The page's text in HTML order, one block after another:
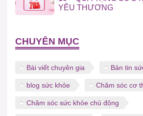
YÊU THƯƠNG
CHUYÊN MỤC
Bài viết chuyên gia Bản tin
blog sức khỏe Chăm sóc cơ
Chăm sóc sức khỏe chủ động